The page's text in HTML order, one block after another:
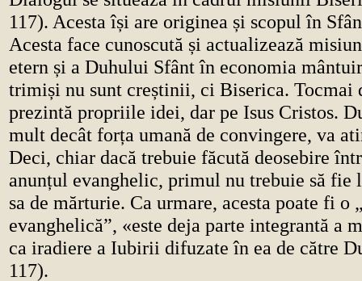
117). Acesta își are originea și scopul în
Acesta face cunoscută și actualizează
etern și a Duhului Sfânt în economia
trimiși nu sunt creștinii, ci Biserica. Tocmai
prezintă propriile idei, dar pe Isus Cristos.
mult decât forța umană de convingere, va
Deci, chiar dacă trebuie făcută deosebire
anunțul evanghelic, primul nu trebuie să fie
sa de mărturie. Ca urmare, acesta poate fi o
evanghelică”, «este deja parte integrantă a
ca iradiere a Iubirii difuzate în ea de către
117).